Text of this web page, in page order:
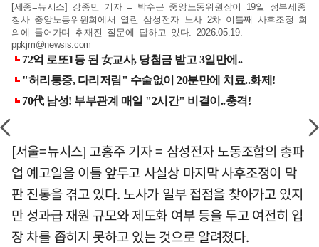
[세종=뉴시스] 강종민 기자 = 박수근 중앙노동위원장이 19일 정부세종
청사 중앙노동위원회에서 열린 삼성전자 노사 2차 이틀째 사후조정 회
의에 들어가며 취재진 질문에 답하고 있다. 2026.05.19.
ppkjm@newsis.com
[서울=뉴시스] 고홍주 기자 = 삼성전자 노동조합의 총파
업 예고일을 이틀 앞두고 사실상 마지막 사후조정이 막
판 진통을 겪고 있다. 노사가 일부 접점을 찾아가고 있지
만 성과급 재원 규모와 제도화 여부 등을 두고 여전히 입
장 차를 좁히지 못하고 있는 것으로 알려졌다.